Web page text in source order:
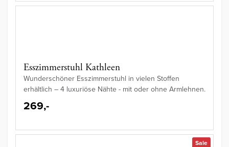
Esszimmerstuhl Kathleen
Wunderschöner Esszimmerstuhl in vielen Stoffen
erhältlich – 4 luxuriöse Nähte - mit oder ohne Armlehnen.
269,-
Sale